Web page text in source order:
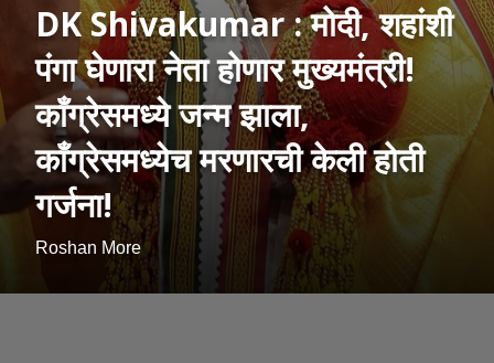
DK Shivakumar : मोदी, शहांशी
पंगा घेणारा नेता होणार मुख्यमंत्री!
काँग्रेसमध्ये जन्म झाला,
काँग्रेसमध्येच मरणारची केली होती
गर्जना!
Roshan More